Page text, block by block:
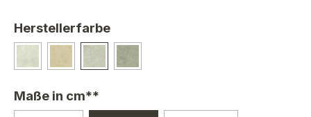
Herstellerfarbe
Maße in cm**